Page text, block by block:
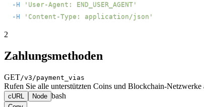
-H
'User-Agent: END_USER_AGENT'
-H
'Content-Type: application/json'
2
Zahlungsmethoden
GET/v3/payment_vias
Rufen Sie alle unterstützten Coins und Blockchain-
cURL Node bash